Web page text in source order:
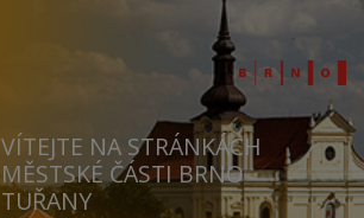
VÍTEJTE NA STRÁNKÁCH
MĚSTSKÉ ČÁSTI BRNO
TUŘANY